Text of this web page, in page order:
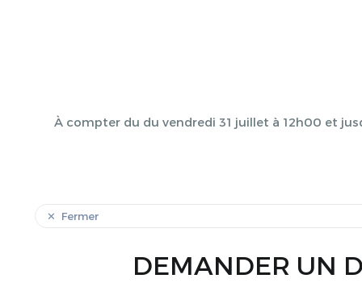
À compter du du vendredi 31 juillet à 12h00 et
Fermer
DEMANDER UN